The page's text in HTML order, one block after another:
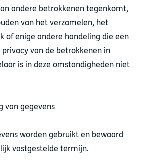
andere betrokkenen tegenkomt,
van het verzamelen, het
of enige andere handeling die een
van de betrokkenen in
is in deze omstandigheden niet
van gegevens
worden gebruikt en bewaard
vastgestelde termijn.